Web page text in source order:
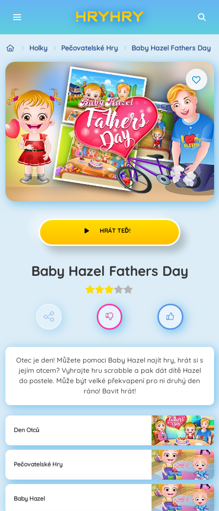
Holky Pečovatelské Hry Baby Hazel Fathers Day
HRÁT TEĎ!
Baby Hazel Fathers Day
Otec je den! Můžete pomoci Baby Hazel najít hry, hrát si s
jejím otcem? Vyhrajte hru scrabble a pak dát dítě Hazel
do postele. Může být velké překvapení pro ni druhý den
ráno! Bavit hrát!
Den Otců
Pečovatelské Hry
Baby Hazel